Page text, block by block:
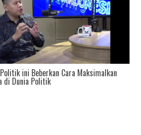
ini Beberkan Cara Maksimalkan
di Dunia Politik